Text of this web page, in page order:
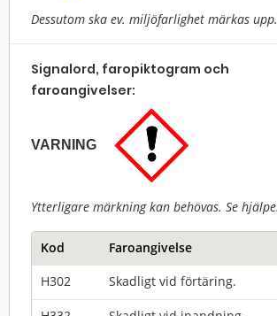
Dessutom ska ev. miljöfarlighet märkas
Signalord, faropiktogram och
faroangivelser:
VARNING
Ytterligare märkning kan behövas. Se
Kod
Faroangivelse
H302
Skadligt vid förtäring.